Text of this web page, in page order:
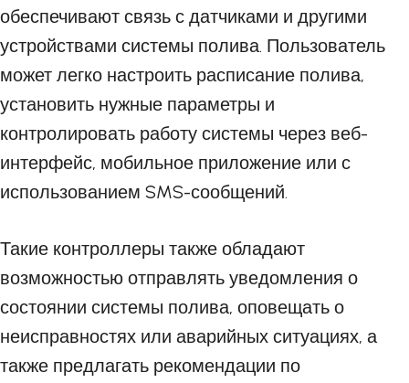
обеспечивают связь с датчиками и другими
устройствами системы полива. Пользователь
может легко настроить расписание полива,
установить нужные параметры и
контролировать работу системы через веб-
интерфейс, мобильное приложение или с
использованием SMS-сообщений.
Такие контроллеры также обладают
возможностью отправлять уведомления о
состоянии системы полива, оповещать о
неисправностях или аварийных ситуациях, а
также предлагать рекомендации по